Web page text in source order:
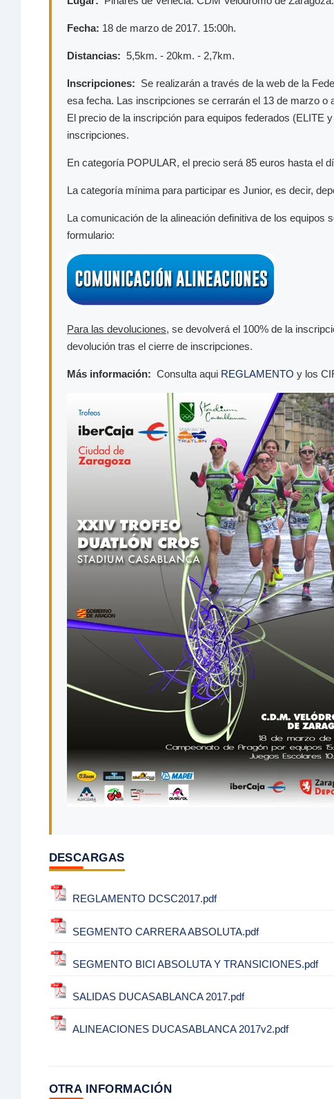
Fecha: 18 de marzo de 2017. 15:00h.
Distancias: 5,5km. - 20km. - 2,7km.
Inscripciones: Se realizarán a través de la web de la
esa fecha. Las inscripciones se cerrarán el 13 de marzo
El precio de la inscripción para equipos federados (ELITE
inscripciones.
En categoría POPULAR, el precio será 85 euros hasta el
La categoría mínima para participar es Junior, es decir,
La comunicación de la alineación definitiva de los equipos
formulario:
Para las devoluciones, se devolverá el 100% de la
devolución tras el cierre de inscripciones.
Más información: Consulta aqui REGLAMENTO y los
DESCARGAS
REGLAMENTO DCSC2017.pdf
SEGMENTO CARRERA ABSOLUTA.pdf
SEGMENTO BICI ABSOLUTA Y TRANSICIONES.pdf
SALIDAS DUCASABLANCA 2017.pdf
ALINEACIONES DUCASABLANCA 2017v2.pdf
OTRA INFORMACIÓN